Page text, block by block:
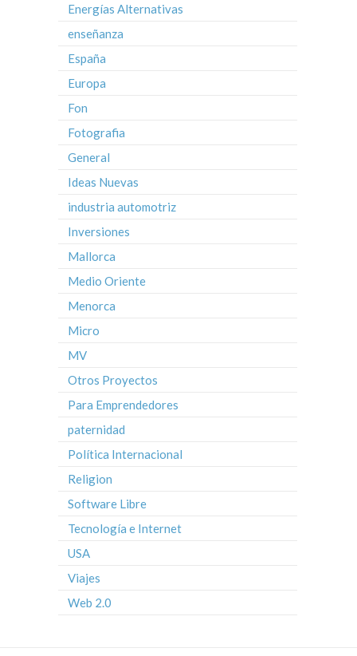
Energías Alternativas
enseñanza
España
Europa
Fon
Fotografia
General
Ideas Nuevas
industria automotriz
Inversiones
Mallorca
Medio Oriente
Menorca
Micro
MV
Otros Proyectos
Para Emprendedores
paternidad
Política Internacional
Religion
Software Libre
Tecnología e Internet
USA
Viajes
Web 2.0